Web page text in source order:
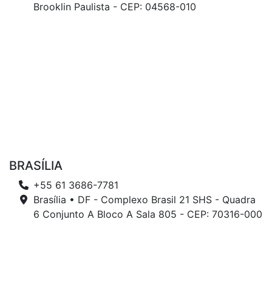
Brooklin Paulista - CEP: 04568-010
BRASÍLIA
+55 61 3686-7781
Brasília • DF - Complexo Brasil 21 SHS - Quadra
6 Conjunto A Bloco A Sala 805 - CEP: 70316-000